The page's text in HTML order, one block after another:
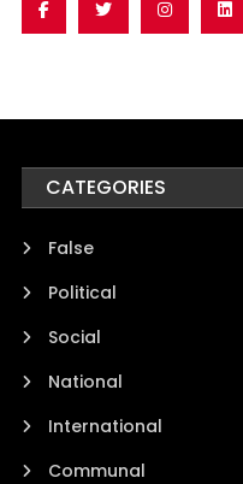
CATEGORIES
False
Political
Social
National
International
Communal